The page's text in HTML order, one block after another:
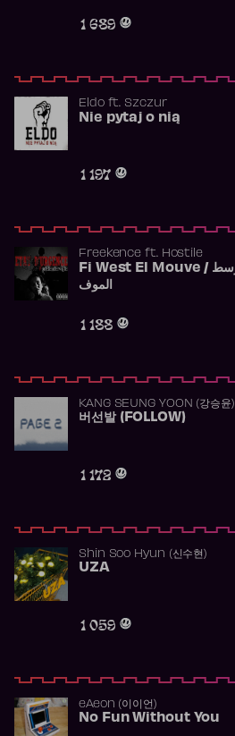
1 689
Eldoft. Szczur
Nie pytaj o nią
1 197
Freekence ft. Hostile
Fi West El Mouve / في وسط
الموف
1 188
KANG SEUNG YOON (강승윤)
버선발 (FOLLOW)
1 172
Shin Soo Hyun (신수현)
UZA
1 059
​eAeon (이이언)
No Fun Without You